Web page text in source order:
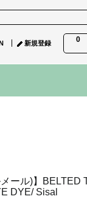
0
新規登録
メール)】BELTED
DYE/ Sisal